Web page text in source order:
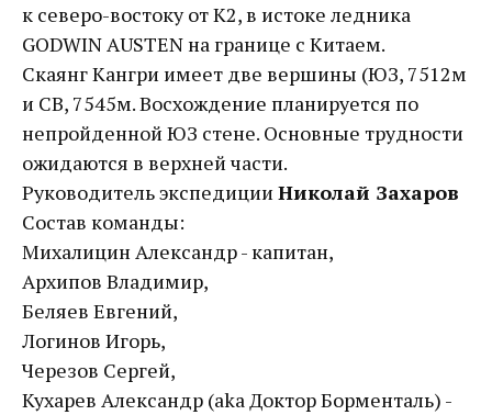
к северо-востоку от К2, в истоке ледника
GODWIN AUSTEN на границе с Китаем.
Скаянг Кангри имеет две вершины (ЮЗ, 7512м
и СВ, 7545м. Восхождение планируется по
непройденной ЮЗ стене. Основные трудности
ожидаются в верхней части.
Руководитель экспедиции Николай Захаров
Состав команды:
Михалицин Александр - капитан,
Архипов Владимир,
Беляев Евгений,
Логинов Игорь,
Черезов Сергей,
Кухарев Александр (aka Доктор Борменталь) -